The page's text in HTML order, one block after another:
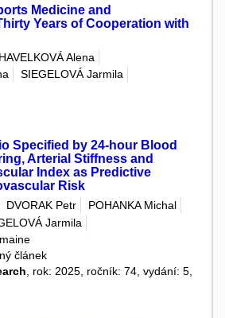
Medicine and
Years of Cooperation with
HAVELKOVÁ Alena
SIEGELOVÁ Jarmila
Specified by 24-hour Blood
Arterial Stiffness and
Index as Predictive
Risk
DVORAK Petr
POHANKA Michal
Jarmila
článek
, rok: 2025, ročník: 74, vydání: 5,